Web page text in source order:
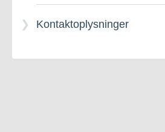
Kontaktoplysninger